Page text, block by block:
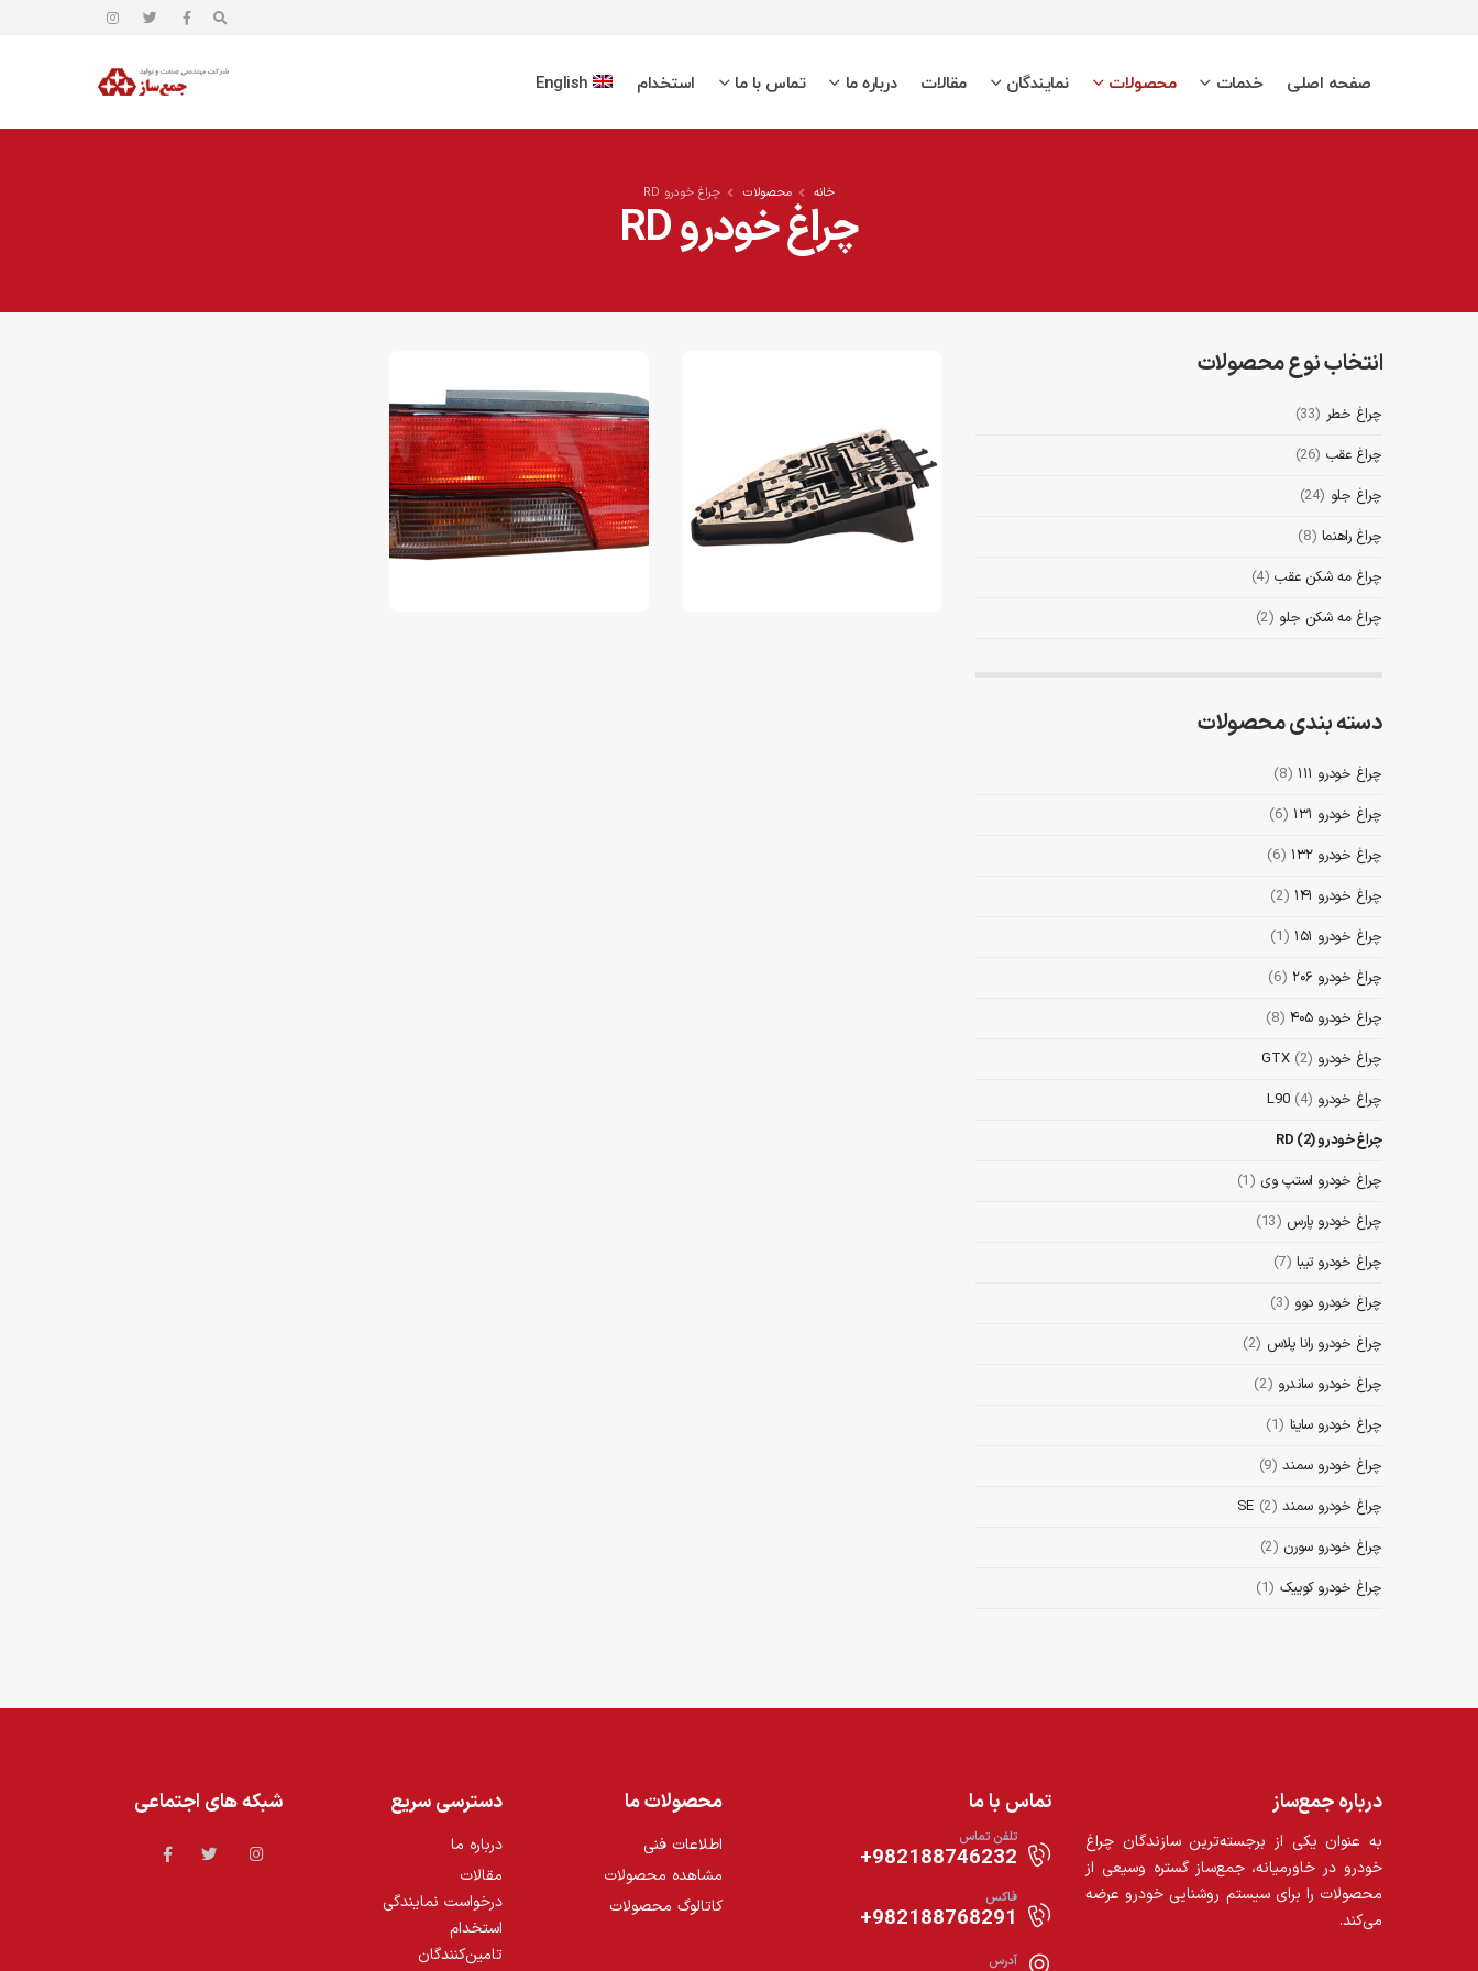
صفحه اصلی خدمات محصولات نمایندگان مقالات درباره ما تماس با ما استخدام English
خانه محصولات چراغ خودرو RD
چراغ خودرو RD
انتخاب نوع محصولات
چراغ خطر (33)
چراغ عقب (26)
چراغ جلو (24)
چراغ راهنما (8)
چراغ مه شکن عقب(4)
چراغ مه شکن جلو (2)
دسته بندی محصولات
چراغ خودرو ۱۱۱
(8)
چراغ خودرو ۱۳۱
(6)
چراغ خودرو ۱۳۲
(6)
چراغ خودرو ۱۴۱
(2)
چراغ خودرو ۱۵۱
(1)
چراغ خودرو ۲۰۶
(6)
چراغ خودرو ۴۰۵
(8)
چراغ خودرو GTX (2)
چراغ خودرو L90 (4)
چراغ خودرو RD(2)
چراغ خودرو استپ وی (1)
چراغ خودرو پارس (13)
چراغ خودرو تیبا(7)
چراغ خودرو دوو (3)
چراغ خودرو رانا پلاس (2)
چراغ خودرو ساندرو (2)
چراغ خودرو ساینا (1)
چراغ خودرو سمند(9)
چراغ خودرو سمند SE (2)
چراغ خودرو سورن (2)
چراغ خودرو کوییک (1)
درباره جمع‌ساز
به عنوان یکی از برجسته‌ترین سازندگان چراغ
خودرو در خاورمیانه، جمع‌ساز گستره وسیعی از
محصولات را برای سیستم روشنایی خودرو عرضه
می‌کند.
تماس با ما
تلفن تماس
982188746232+
فاکس
982188768291+
آدرس
محصولات ما
اطلاعات فنی
مشاهده محصولات
کاتالوگ محصولات
دسترسی سریع
درباره ما
مقالات
درخواست نمایندگی
استخدام
تامین‌کنندگان
شبکه های اجتماعی